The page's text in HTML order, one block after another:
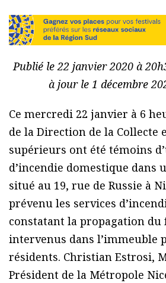
Publié le 22 janvier 2020 à
à jour le 1 décembre
Ce mercredi 22 janvier à 6
de la Direction de la Collecte
supérieurs ont été témoins
d’incendie domestique dans
situé au 19, rue de Russie à
prévenu les services
constatant la propagation du
intervenus dans l’immeuble
résidents. Christian Estrosi,
Président de la Métropole